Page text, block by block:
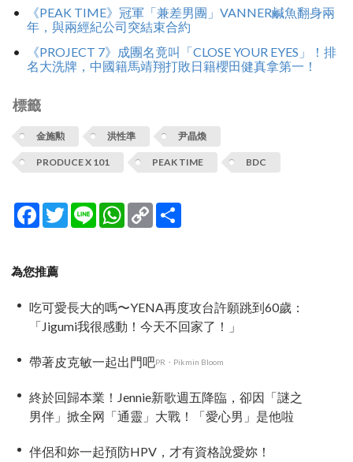
《PEAK TIME》冠軍「兼差男團」VANNER鹹魚翻身兩
年，與兩經紀公司突結束合約
《PROJECT 7》成團名竟叫「CLOSE YOUR EYES」！排
名大洗牌，中國籍馬靖翔打敗日籍櫻田健真拿第一！
標籤
金施勲 洪性準 尹晶煥
PRODUCE X 101 PEAK TIME BDC
Facebook
TwitterLine WhatsApp
Copy
Link
為您推薦
吃可愛長大的嗎〜YENA再度攻台許願跳到60歲：
「Jigumi我很感動！今天不回家了！」
帶著皮克敏一起出門吧PR・Pikmin Bloom
終於回歸本業！Jennie新歌週五降臨，卻因「謎之
男伴」掀全网「通靈」大戰！「愛心男」是他啦
伴侶和妳一起預防HPV，才有資格說愛妳！